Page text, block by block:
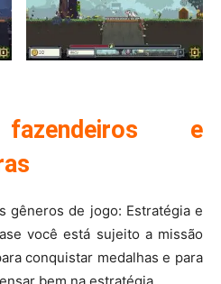
e
gêneros de jogo: Estratégia e
você está sujeito a missão
conquistar medalhas e para